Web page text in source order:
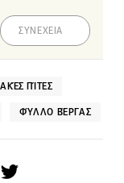
ΣΥΝΕΧΕΙΑ
ΠΊΤΕΣ
ΦΎΛΛΟ ΒΈΡΓΑΣ